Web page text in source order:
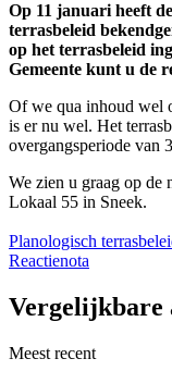
Op 11 januari heeft
terrasbeleid
op het terrasbeleid
Gemeente kunt u de
Of we qua inhoud wel
is er nu wel. Het
overgangsperiode van
We zien u graag op de
Lokaal 55 in Sneek.
Planologisch
Reactienota
Vergelijkbare
Meest recent